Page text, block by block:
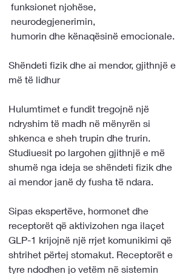
funksionet njohëse,
neurodegjenerimin,
humorin dhe kënaqësinë emocionale.
Shëndeti fizik dhe ai mendor, gjithnjë e
më të lidhur
Hulumtimet e fundit tregojnë një
ndryshim të madh në mënyrën si
shkenca e sheh trupin dhe trurin.
Studiuesit po largohen gjithnjë e më
shumë nga ideja se shëndeti fizik dhe
ai mendor janë dy fusha të ndara.
Sipas ekspertëve, hormonet dhe
receptorët që aktivizohen nga ilaçet
GLP-1 krijojnë një rrjet komunikimi që
shtrihet përtej stomakut. Receptorët e
tyre ndodhen jo vetëm në sistemin